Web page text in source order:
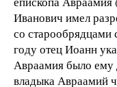
Иванович имел
со старообрядцами
году отец Иоанн
Авраамия было ему
владыка Авраамий